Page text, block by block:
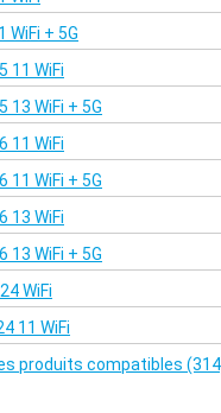
WiFi + 5G
11 WiFi
13 WiFi + 5G
11 WiFi
11 WiFi + 5G
13 WiFi
13 WiFi + 5G
WiFi
11 WiFi
produits compatibles